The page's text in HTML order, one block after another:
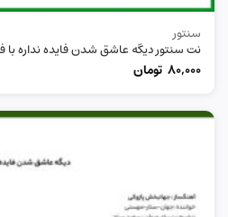
سنتور
نت سنتور دیگه عاشق شدن فایده نداره با
80,000 تومان